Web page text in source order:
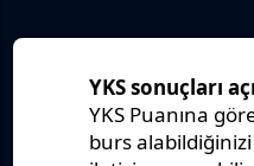
IUS Statüs
Yönetmelikler